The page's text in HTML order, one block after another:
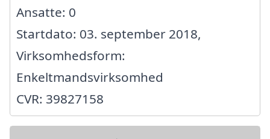
Ansatte: 0
Startdato: 03. september 2018,
Virksomhedsform:
Enkeltmandsvirksomhed
CVR: 39827158